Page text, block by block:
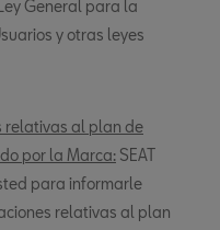
General para la
y otras leyes
relativas al plan de
por la Marca: SEAT
para informarle
relativas al plan